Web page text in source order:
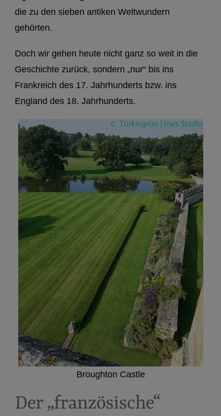
die zu den sieben antiken Weltwundern
gehörten.
Doch wir gehen heute nicht ganz so weit in die
Geschichte zurück, sondern „nur“ bis ins
Frankreich des 17. Jahrhunderts bzw. ins
England des 18. Jahrhunderts.
Broughton Castle
Der „französische“